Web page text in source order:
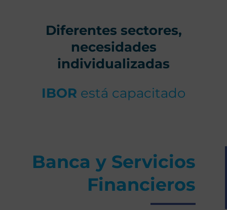
Diferentes sectores,
necesidades
individualizadas
IBOR está capacitado
Banca y Servicios
Financieros